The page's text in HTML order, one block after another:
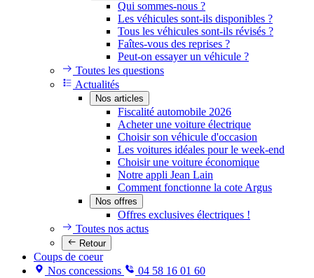
Qui sommes-nous ?
Les véhicules sont-ils disponibles ?
Tous les véhicules sont-ils révisés ?
Faîtes-vous des reprises ?
Peut-on essayer un véhicule ?
Toutes les questions
Actualités
Nos articles
Fiscalité automobile 2026
Acheter une voiture électrique
Choisir son véhicule d'occasion
Les voitures idéales pour le week-end
Choisir une voiture économique
Notre appli Jean Lain
Comment fonctionne la cote Argus
Nos offres
Offres exclusives électriques !
Toutes nos actus
Retour
Coups de coeur
Nos concessions
04 58 16 01 60